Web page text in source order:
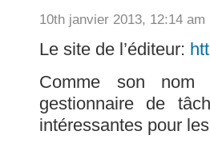
10th janvier 2013, 12:14 am
Le site de l’éditeur:
Comme son nom
gestionnaire de
intéressantes pour